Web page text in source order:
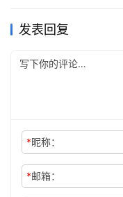
发表回复
*昵称：
*邮箱：